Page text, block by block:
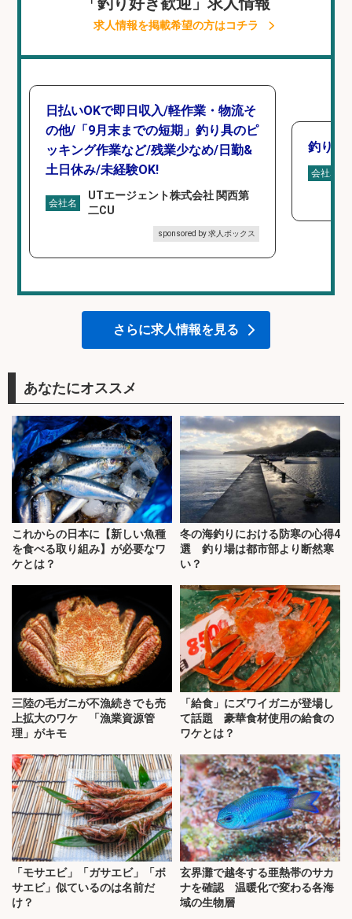
求人情報を掲載希望の方はコチラ
日払いOKで即日収入/軽作業・物流そ
の他/「9月末までの短期」釣り具のピ
ッキング作業など/残業少なめ/日勤&
土日休み/未経験OK!
会社名
UTエージェント株式会社 関西第
二CU
sponsored by 求人ボックス
釣り具
会社名
さらに求人情報を見る
あなたにオススメ
これからの日本に【新しい魚種
を食べる取り組み】が必要なワ
ケとは？
冬の海釣りにおける防寒の心得4
選 釣り場は都市部より断然寒
い？
三陸の毛ガニが不漁続きでも売
上拡大のワケ 「漁業資源管
理」がキモ
「給食」にズワイガニが登場し
て話題 豪華食材使用の給食の
ワケとは？
「モサエビ」「ガサエビ」「ボ
サエビ」似ているのは名前だ
け？
玄界灘で越冬する亜熱帯のサカ
ナを確認 温暖化で変わる各海
域の生物層